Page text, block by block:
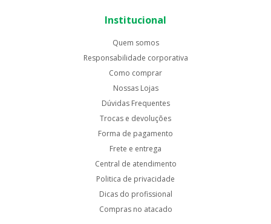
Institucional
Quem somos
Responsabilidade corporativa
Como comprar
Nossas Lojas
Dúvidas Frequentes
Trocas e devoluções
Forma de pagamento
Frete e entrega
Central de atendimento
Politica de privacidade
Dicas do profissional
Compras no atacado